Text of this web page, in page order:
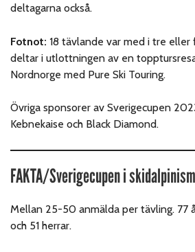
deltagarna också.
Fotnot: 18 tävlande var med i tre
deltar i utlottningen av en
Nordnorge med Pure Ski Touring.
Övriga sponsorer av Sverigecupen
Kebnekaise och Black Diamond.
FAKTA/Sverigecupen i
Mellan 25-50 anmälda per tävling. 77
och 51 herrar.